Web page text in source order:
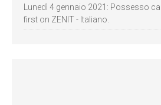
Lunedì 4 gennaio 2021: Possesso
first on ZENIT - Italiano.